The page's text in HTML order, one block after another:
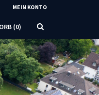
MEIN KONTO
(0)